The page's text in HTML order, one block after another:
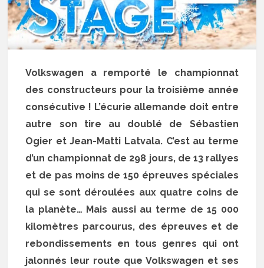
Volkswagen a remporté le championnat
des constructeurs pour la troisième année
consécutive ! L’écurie allemande doit entre
autre son tire au doublé de Sébastien
Ogier et Jean-Matti Latvala. C’est au terme
d’un championnat de 298 jours, de 13 rallyes
et de pas moins de 150 épreuves spéciales
qui se sont déroulées aux quatre coins de
la planète… Mais aussi au terme de 15 000
kilomètres parcourus, des épreuves et de
rebondissements en tous genres qui ont
jalonnés leur route que Volkswagen et ses